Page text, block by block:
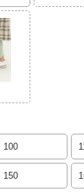
100
150